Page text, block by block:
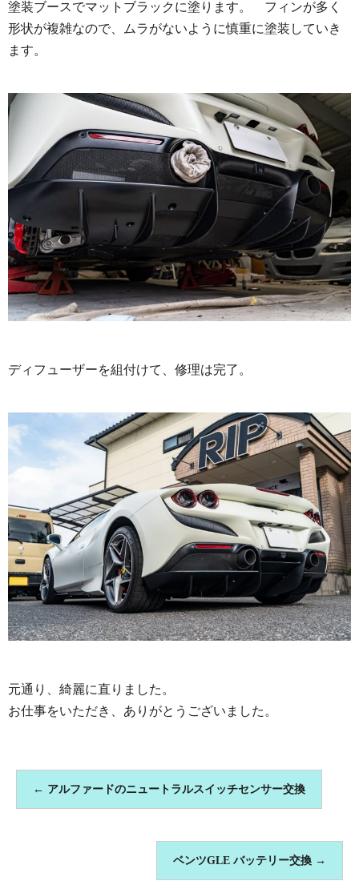
塗装ブースでマットブラックに塗ります。 フィンが多く
形状が複雑なので、ムラがないように慎重に塗装していき
ます。
​​​​​ディフューザーを組付けて、修理は完了。
元通り、綺麗に直りました。
お仕事をいただき、ありがとうございました。
← アルファードのニュートラルスイッチセンサー交換
ベンツGLE バッテリー交換 →